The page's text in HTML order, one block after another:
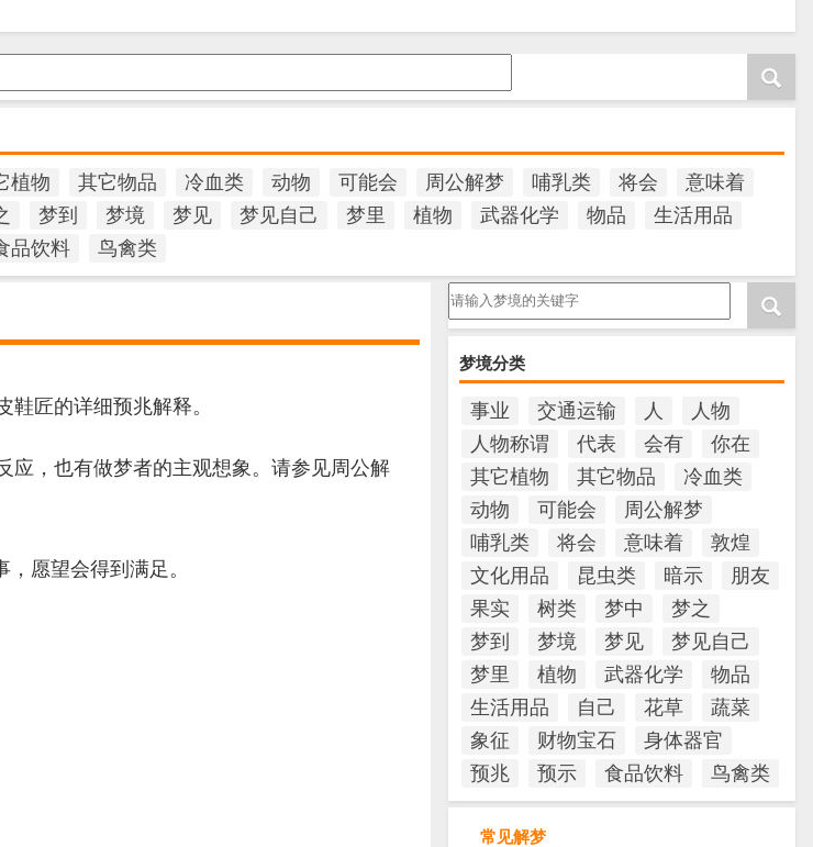
植物 其它物品 冷血类 动物 可能会 周公解梦 哺乳类 将会
意味着
梦到 梦境 梦见 梦见自己 梦里 植物 武器化学 物品
生活用品
品饮料 鸟禽类
请输入梦境的关键字
梦境分类
事业 交通运输 人
人物
人物称谓
代表 会有
你在
其它植物
其它物品
冷血类
动物
可能会
周公解梦
哺乳类
将会 意味着
敦煌
文化用品
昆虫类 暗示
朋友
果实
树类 梦中
梦之
梦到
梦境 梦见
梦见自己
梦里
植物 武器化学
物品
生活用品
自己 花草
蔬菜
象征
财物宝石
身体器官
预兆
预示 食品饮料 鸟禽类
常见解梦
匠的详细预兆解释。
应，也有做梦者的主观想象。请参见周公解
愿望会得到满足。